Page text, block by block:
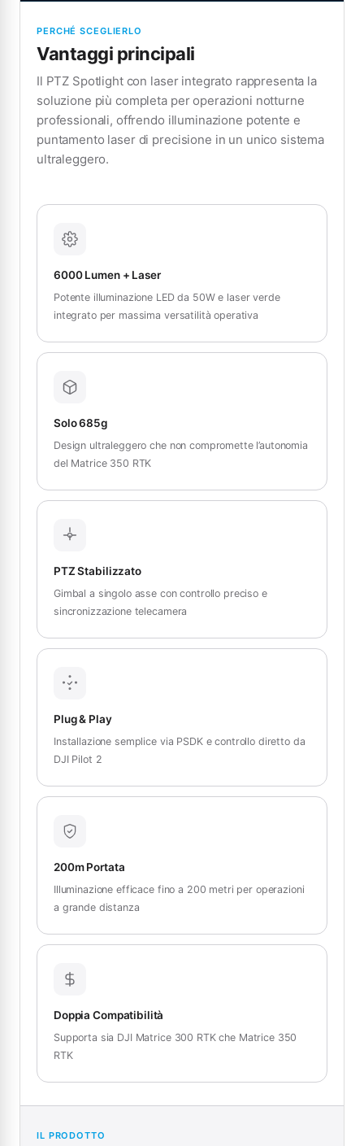
PERCHÉ SCEGLIERLO
Vantaggi principali
Il PTZ Spotlight con laser integrato rappresenta la
soluzione più completa per operazioni notturne
professionali, offrendo illuminazione potente e
puntamento laser di precisione in un unico sistema
ultraleggero.
6000 Lumen + Laser
Potente illuminazione LED da 50W e laser verde
integrato per massima versatilità operativa
Solo 685g
Design ultraleggero che non compromette l’autonomia
del Matrice 350 RTK
PTZ Stabilizzato
Gimbal a singolo asse con controllo preciso e
sincronizzazione telecamera
Plug & Play
Installazione semplice via PSDK e controllo diretto da
DJI Pilot 2
200m Portata
Illuminazione efficace fino a 200 metri per operazioni
a grande distanza
Doppia Compatibilità
Supporta sia DJI Matrice 300 RTK che Matrice 350
RTK
IL PRODOTTO